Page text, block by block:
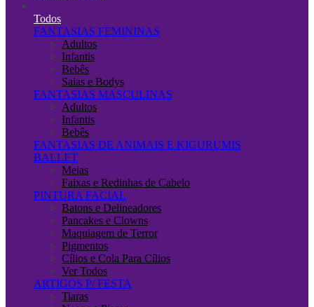
Todos
FANTASIAS FEMININAS
Adultos
Infantis
Bebês
Saias e Bodys
FANTASIAS MASCULINAS
Adultos
Infantis
Bebês
FANTASIAS DE ANIMAIS E KIGURUMIS
BALLET
Meias
Faixas e Redinhas de Cabelo
PINTURA FACIAL
Batons e Delineadores
Pancakes e Clowns
Maquiagem de Terror
Pigmentos
Cílios e Cola Para Cílios
Ver Todos
ARTIGOS P/ FESTA
Tiaras